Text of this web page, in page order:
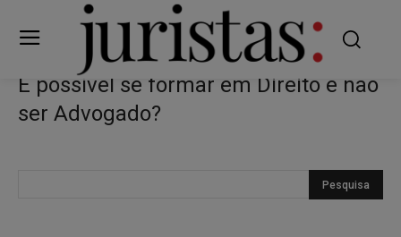
É possível se formar em Direito e não
ser Advogado?